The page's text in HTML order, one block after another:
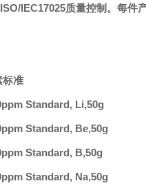
IEC17025质量控制。每件
标准
Standard, Li,50g
Standard, Be,50g
Standard, B,50g
Standard, Na,50g